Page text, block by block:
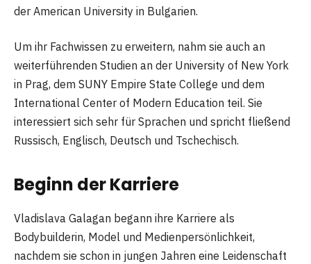
der American University in Bulgarien.
Um ihr Fachwissen zu erweitern, nahm sie auch an
weiterführenden Studien an der University of New York
in Prag, dem SUNY Empire State College und dem
International Center of Modern Education teil. Sie
interessiert sich sehr für Sprachen und spricht fließend
Russisch, Englisch, Deutsch und Tschechisch.
Beginn der Karriere
Vladislava Galagan begann ihre Karriere als
Bodybuilderin, Model und Medienpersönlichkeit,
nachdem sie schon in jungen Jahren eine Leidenschaft